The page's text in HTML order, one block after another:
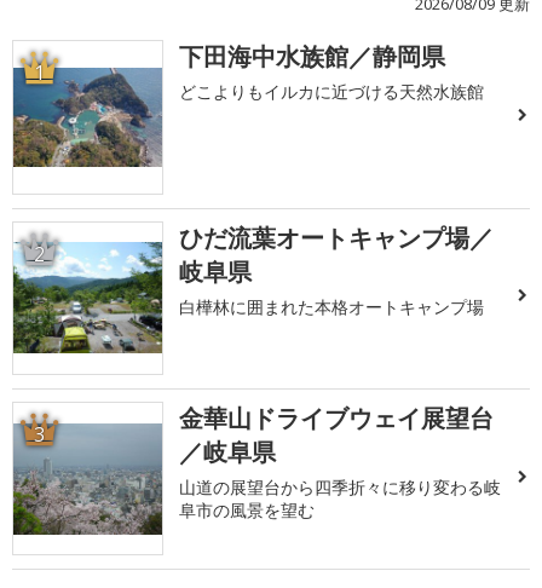
1 下田海中水族館／静岡県
どこよりもイルカに近づける天然水族館
2
ひだ流葉オートキャンプ場／
岐阜県
白樺林に囲まれた本格オートキャンプ場
3
金華山ドライブウェイ展望台
／岐阜県
山道の展望台から四季折々に移り変わる岐
阜市の風景を望む